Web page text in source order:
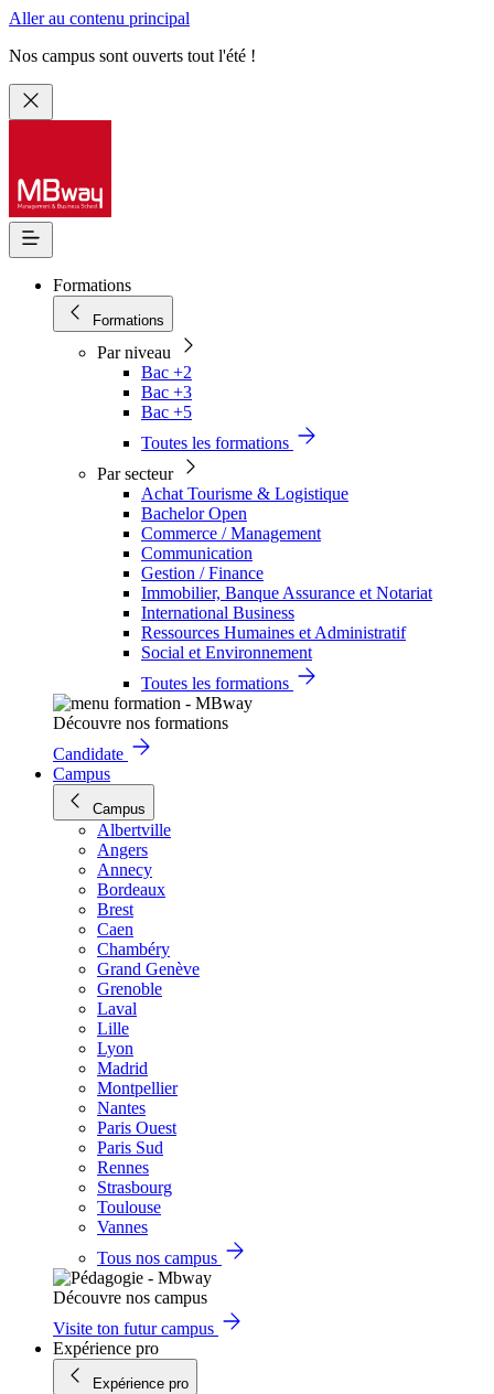
Aller au contenu principal
Nos campus sont ouverts tout l'été !
Formations
Formations
Par niveau
Bac +2
Bac +3
Bac +5
Toutes les formations
Par secteur
Achat Tourisme & Logistique
Bachelor Open
Commerce / Management
Communication
Gestion / Finance
Immobilier, Banque Assurance et Notariat
International Business
Ressources Humaines et Administratif
Social et Environnement
Toutes les formations
Découvre nos formations
Candidate
Campus
Campus
Albertville
Angers
Annecy
Bordeaux
Brest
Caen
Chambéry
Grand Genève
Grenoble
Laval
Lille
Lyon
Madrid
Montpellier
Nantes
Paris Ouest
Paris Sud
Rennes
Strasbourg
Toulouse
Vannes
Tous nos campus
Découvre nos campus
Visite ton futur campus
Expérience pro
Expérience pro